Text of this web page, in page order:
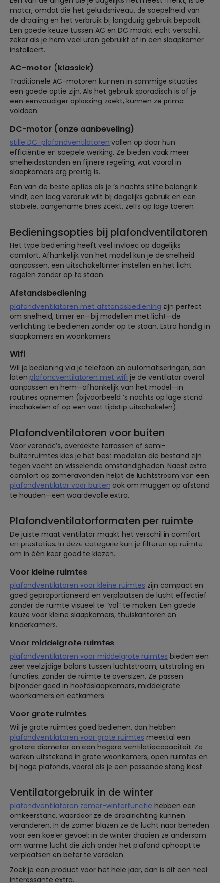
motor, omdat die het geluidsniveau, de soepelheid van
de draaiing en het verbruik bij langdurig gebruik bepaalt.
Een goede keuze tussen AC en DC maakt echt verschil,
zeker als je hem veel uren gebruikt of in een slaapkamer
installeert.
AC-motor (klassiek)
Traditionele AC-motoren kunnen in sommige situaties
een goede optie zijn. Als het gebruik sporadisch is of je
een eenvoudiger oplossing zoekt, kunnen ze prima
voldoen.
DC-motor (onze aanbeveling)
stille DC-plafondventilatoren vallen op door hun
efficiëntie en soepele werking. Ze bieden vaak meer
snelheidsstanden en fijnere regeling, wat vooral in
slaapkamers erg prettig is.
Een van de beste opties als je ’s nachts stilte belangrijk
vindt, een laag verbruik wilt bij dagelijks gebruik en een
stabiele, aangename bries zoekt, zelfs op lage toeren.
Bedieningsopties bij plafondventilatoren
Het type bediening heeft veel invloed op dagelijks
comfort. Afhankelijk van het model kun je de snelheid
aanpassen, een uitschakeltimer instellen en het licht
regelen zonder op te staan.
Afstandsbediening
plafondventilatoren met afstandsbediening zijn perfect
om snelheid, timer en—bij modellen met licht—de
verlichting te bedienen zonder op te staan. Extra handig in
slaapkamers en woonkamers.
Wifi
Wil je bediening via je telefoon en automatiseringen, dan
laten plafondventilatoren met wifi je de ventilator overal
aanpassen en hem—afhankelijk van het model—in
routines opnemen (bijvoorbeeld ’s nachts op lage stand
inschakelen of op een vast tijdstip uitschakelen).
Plafondventilatoren voor buiten
Voor veranda’s, overdekte terrassen of semi-
buitenruimtes kies je het best modellen die bestand zijn
tegen vocht en wisselende omstandigheden. Naast extra
comfort op zomeravonden helpt de luchtstroom van een
plafondventilator voor buiten ook om muggen op afstand
te houden—een waardevolle extra.
Plafondventilatorformaten per ruimte
De juiste maat ventilator maakt het verschil in comfort
en prestaties. In deze categorie kun je filteren op ruimte
om in één keer goed te kiezen.
Voor kleine ruimtes
plafondventilatoren voor kleine ruimtes zijn compact en
goed geproportioneerd en verplaatsen de lucht effectief
zonder de ruimte visueel te “vol” te maken. Een goede
keuze voor kleine slaapkamers, thuiskantoren en
kinderkamers.
Voor middelgrote ruimtes
plafondventilatoren voor middelgrote ruimtes bieden een
zeer veelzijdige balans tussen luchtstroom, uitstraling en
functies, zonder de ruimte te oversizen. Ze passen
bijzonder goed in hoofdslaapkamers, middelgrote
woonkamers en eetkamers.
Voor grote ruimtes
Wil je grote ruimtes goed bedienen, dan hebben
plafondventilatoren voor grote ruimtes meestal een
grotere diameter en een hogere ventilatiecapaciteit. Ze
werken uitstekend in grote woonkamers, open ruimtes en
bij hoge plafonds, vooral als je een passende stang kiest.
Ventilatorgebruik in de winter
plafondventilatoren zomer-winterfunctie hebben een
omkeerstand, waardoor ze de draairichting kunnen
veranderen. In de zomer blazen ze de lucht naar beneden
voor een koeler gevoel; in de winter draaien ze andersom
om warme lucht die zich onder het plafond ophoopt te
verplaatsen en beter te verdelen.
Zoek je een product voor het hele jaar, dan is dit een heel
interessante extra.